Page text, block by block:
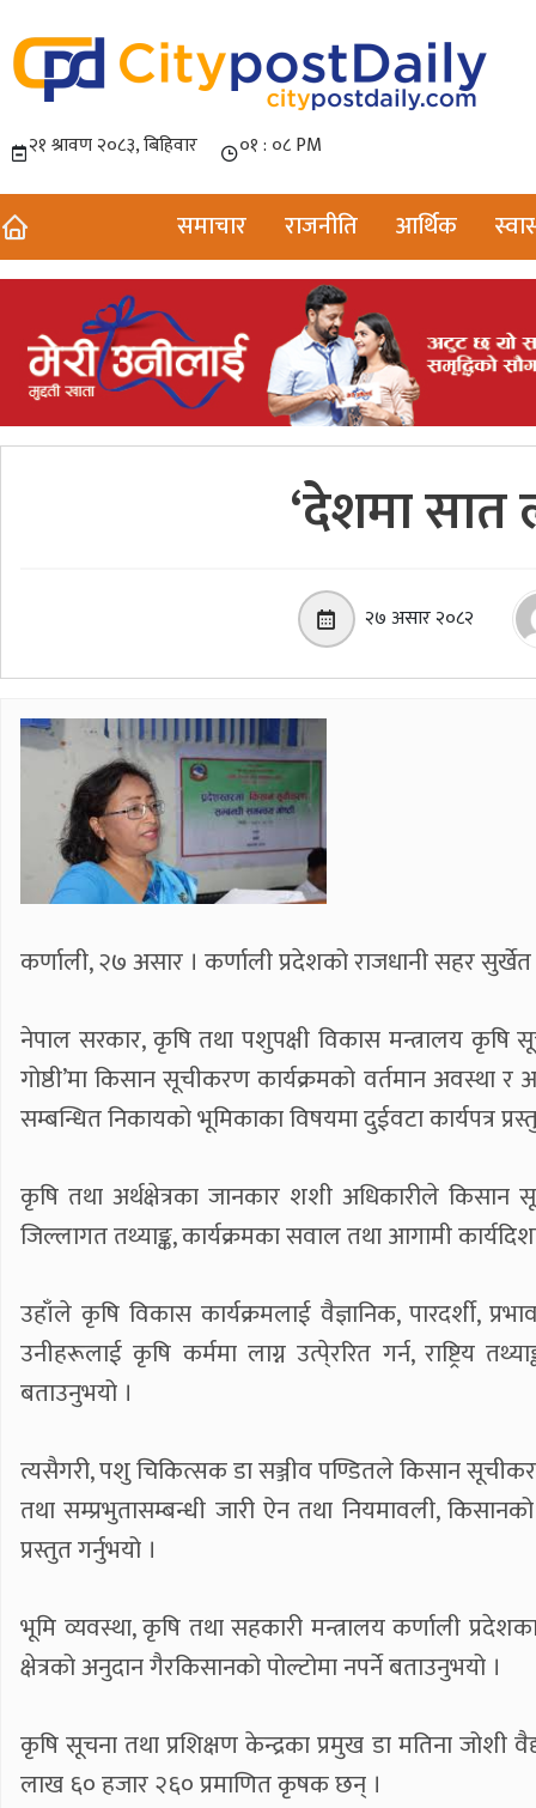
समाचार राजनीति आर्थिक
‘देशमा सात
२७ असार २०८२
कर्णाली, २७ असार । कर्णाली प्रदेशको राजधानी सहर
नेपाल सरकार, कृषि तथा पशुपक्षी विकास मन्त्रालय कृषि
गोष्ठी’मा किसान सूचीकरण कार्यक्रमको वर्तमान अवस्था
सम्बन्धित निकायको भूमिकाका विषयमा दुईवटा कार्यपत्र
कृषि तथा अर्थक्षेत्रका जानकार शशी अधिकारीले
जिल्लागत तथ्याङ्क, कार्यक्रमका सवाल तथा आगामी
उहाँले कृषि विकास कार्यक्रमलाई वैज्ञानिक, पारदर्शी,
उनीहरूलाई कृषि कर्ममा लाग्न उत्पे्ररित गर्न, राष्ट्रिय
बताउनुभयो ।
त्यसैगरी, पशु चिकित्सक डा सञ्जीव पण्डितले किसान
तथा सम्प्रभुतासम्बन्धी जारी ऐन तथा नियमावली,
प्रस्तुत गर्नुभयो ।
भूमि व्यवस्था, कृषि तथा सहकारी मन्त्रालय कर्णाली
क्षेत्रको अनुदान गैरकिसानको पोल्टोमा नपर्ने बताउनुभयो ।
कृषि सूचना तथा प्रशिक्षण केन्द्रका प्रमुख डा मतिना
लाख ६० हजार २६० प्रमाणित कृषक छन् ।